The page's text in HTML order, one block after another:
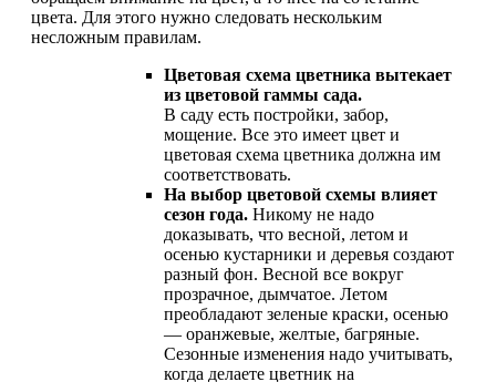
цвета. Для этого нужно следовать нескольким
несложным правилам.
Цветовая схема цветника вытекает
из цветовой гаммы сада.
В саду есть постройки, забор,
мощение. Все это имеет цвет и
цветовая схема цветника должна им
соответствовать.
На выбор цветовой схемы влияет
сезон года. Никому не надо
доказывать, что весной, летом и
осенью кустарники и деревья создают
разный фон. Весной все вокруг
прозрачное, дымчатое. Летом
преобладают зеленые краски, осенью
— оранжевые, желтые, багряные.
Сезонные изменения надо учитывать,
когда делаете цветник на